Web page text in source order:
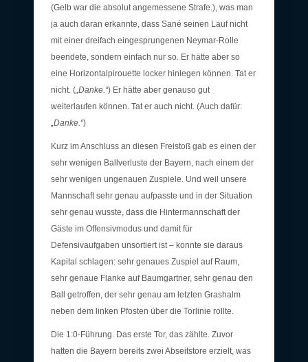
(Gelb war die absolut angemessene Strafe.), was man
ja auch daran erkannte, dass Sané seinen Lauf nicht
mit einer dreifach eingesprungenen Neymar-Rolle
beendete, sondern einfach nur so. Er hätte aber so
eine Horizontalpirouette locker hinlegen können. Tat er
nicht. („Danke.“) Er hätte aber genauso gut
weiterlaufen können. Tat er auch nicht. (Auch dafür:
„Danke.“)
Kurz im Anschluss an diesen Freistoß gab es einen der
sehr wenigen Ballverluste der Bayern, nach einem der
sehr wenigen ungenauen Zuspiele. Und weil unsere
Mannschaft sehr genau aufpasste und in der Situation
sehr genau wusste, dass die Hintermannschaft der
Gäste im Offensivmodus und damit für
Defensivaufgaben unsortiert ist – konnte sie daraus
Kapital schlagen: sehr genaues Zuspiel auf Raum,
sehr genaue Flanke auf Baumgartner, sehr genau den
Ball getroffen, der sehr genau am letzten Grashalm
neben dem linken Pfosten über die Torlinie rollte.
Die 1:0-Führung. Das erste Tor, das zählte. Zuvor
hatten die Bayern bereits zwei Abseitstore erzielt, was